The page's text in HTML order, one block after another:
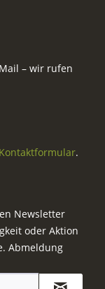
– wir rufen
Kontaktformular.
Newsletter
oder Aktion
Abmeldung